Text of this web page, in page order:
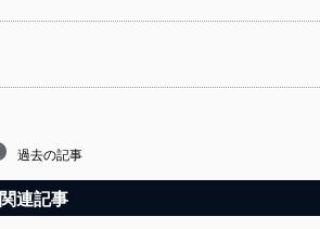
過去の記事
関連記事